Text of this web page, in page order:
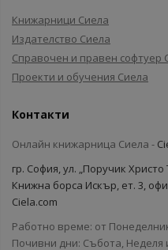
Книжарници Сиела
Издателство Сиела
Справочен и правен софтуер
Проекти и обучения Сиела
Контакти
Онлайн книжарница Сиела -
гр. София, ул. „Поручик
Книжна борса Искър, ет. 3,
Ciela.com
Работно време: от
Почивни дни: Събота, Неделя